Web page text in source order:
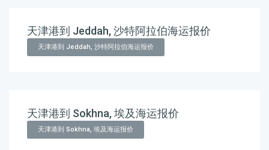
天津港到 Jeddah, 沙特阿拉伯海运报价
天津港到 Jeddah, 沙特阿拉伯海运报价
天津港到 Sokhna, 埃及海运报价
天津港到 Sokhna, 埃及海运报价